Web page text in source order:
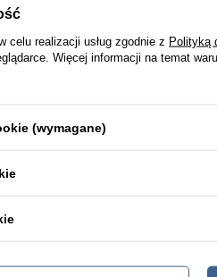
na bigiel
formacie.
Jedna z
celu realizacji usług zgodnie z Polityką
Więcej informacji na temat
(wymagane)